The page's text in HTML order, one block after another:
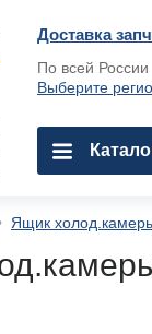
Доставка
По всей России
Выберите
Ящик